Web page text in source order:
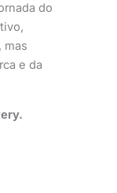
do
mas
e da